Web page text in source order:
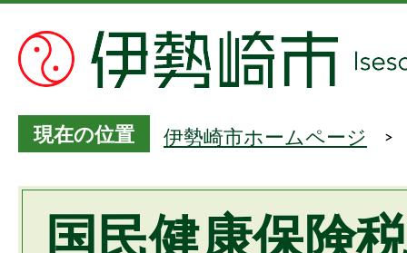
現在の位置 伊勢崎市ホームページ
国民健康保険